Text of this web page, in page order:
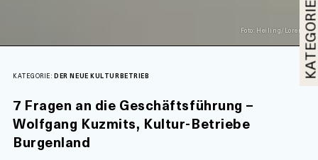
Foto: Heiling/Lorenz
KATEGORIE:DER NEUE KULTURBETRIEB
7 Fragen an die Geschäftsführung –
Wolfgang Kuzmits, Kultur-Betriebe
Burgenland